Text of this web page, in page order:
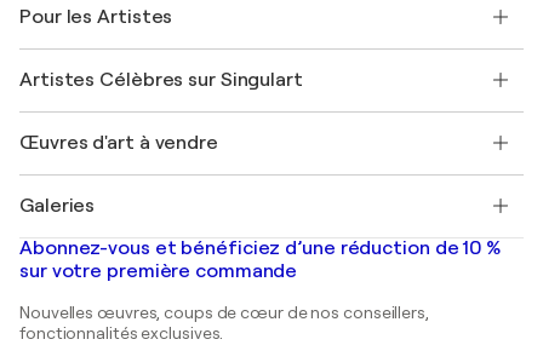
Offrir une carte cadeau
Rejoignez notre programme commercial
Mon compte
+33 1 76 44 06 42
FAQ
Magazine Singulart
Emplois
Découvrez une sélection d'art original
Pour les Artistes
Se connecter en tant qu'Artiste
Artistes Célèbres sur Singulart
Marc Chagall
Banksy
Mr. Brainwash
Shepard Fairey
Œuvres d'art à vendre
Tableaux abstraits à vendre
Peintures de paysage
Estampes
Peintures acryliques
Galeries
Galeries d'art en France
Galeries d'art en Belgique
Abonnez-vous et bénéficiez d’une réduction de 10 %
sur votre première commande
Nouvelles œuvres, coups de cœur de nos conseillers,
fonctionnalités exclusives.